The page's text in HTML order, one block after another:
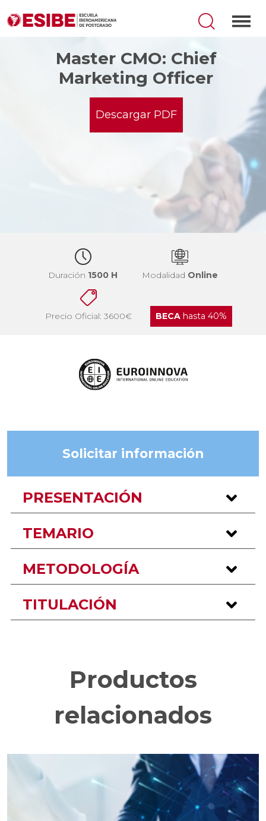
Master CMO: Chief
Marketing Officer
Descargar PDF
Duración 1500 H Modalidad Online
Precio Oficial: 3600€ BECAhasta 40%
Solicitar información
PRESENTACIÓN
TEMARIO
METODOLOGÍA
TITULACIÓN
Productos
relacionados